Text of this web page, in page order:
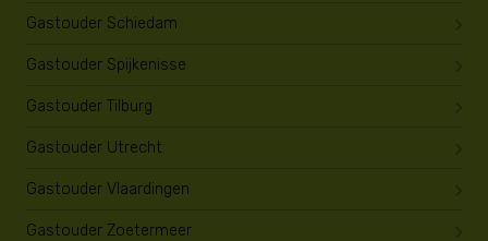
Gastouder Schiedam
Gastouder Spijkenisse
Gastouder Tilburg
Gastouder Utrecht
Gastouder Vlaardingen
Gastouder Zoetermeer